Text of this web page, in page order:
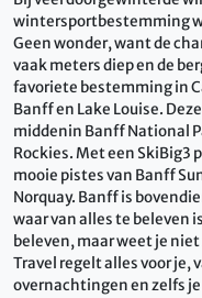
wintersportbestemming
Geen wonder, want de
vaak meters diep en de
favoriete bestemming in
Banff en Lake Louise.
middenin Banff National
Rockies. Met een SkiBig3
mooie pistes van Banff
Norquay. Banff is
waar van alles te beleven
beleven, maar weet je
Travel regelt alles voor
overnachtingen en zelfs